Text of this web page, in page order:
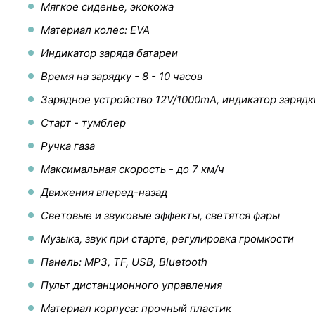
Мягкое сиденье, экокожа
Материал колес: EVA
Индикатор заряда батареи
Время на зарядку - 8 - 10 часов
Зарядное устройство 12V/1000mA, индикатор
Старт - тумблер
Ручка газа
Максимальная скорость - до 7 км/ч
Движения вперед-назад
Световые и звуковые эффекты, светятся фары
Музыка, звук при старте, регулировка громкости
Панель: MP3, TF, USB, Bluetooth
Пульт дистанционного управления
Материал корпуса: прочный пластик